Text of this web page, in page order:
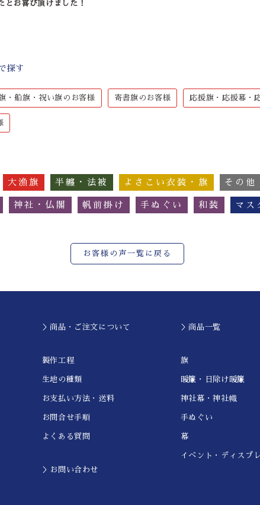
とお喜び頂けました！
探す
・船旗・祝い旗のお客様 寄書旗のお客様 応援旗・応援幕・
大漁旗 半纏・法被 よさこい衣装・旗 その他
神社・仏閣 帆前掛け 手ぬぐい 和装 マス
お客様の声一覧に戻る
＞商品・ご注文について
製作工程
生地の種類
お支払い方法・送料
お問合せ手順
よくある質問
＞お問い合わせ
＞商品一覧
旗
暖簾・日除け暖簾
神社幕・神社幟
手ぬぐい
幕
イベント・ディスプ